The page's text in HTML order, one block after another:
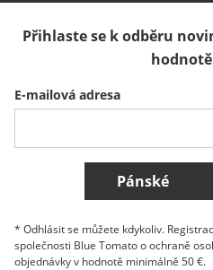
Belgique (Français)
Přihlaste se k odběru
hodnotě
E-mailová adresa
Pánské
* Odhlásit se můžete kdykoliv.
společnosti Blue Tomato o ochraně
objednávky v hodnotě minimálně 50 €.